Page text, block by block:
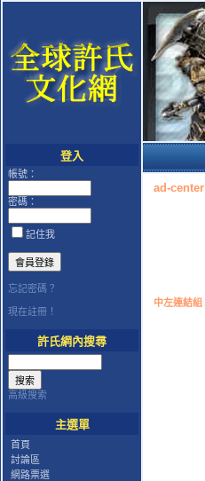
登入
帳號：
密碼：
記住我
忘記密碼？
現在註冊！
許氏網內搜尋
高級搜索
主選單
首頁
討論區
網路票選
ad-center
中左連結組